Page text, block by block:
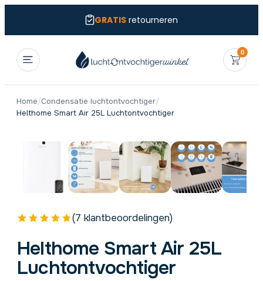
GRATISretourneren
0
Home/Condensatie luchtontvochtiger/
Helthome Smart Air 25L Luchtontvochtiger
(7 klantbeoordelingen)
Helthome Smart Air 25L
Luchtontvochtiger